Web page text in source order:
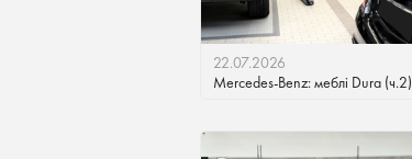
22.07.2026
Mercedes-Benz: меблі Dura (ч.2)